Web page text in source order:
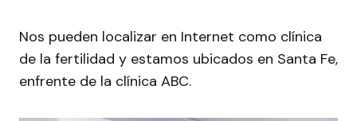
Nos pueden localizar en Internet como clínica
de la fertilidad y estamos ubicados en Santa Fe,
enfrente de la clínica ABC.